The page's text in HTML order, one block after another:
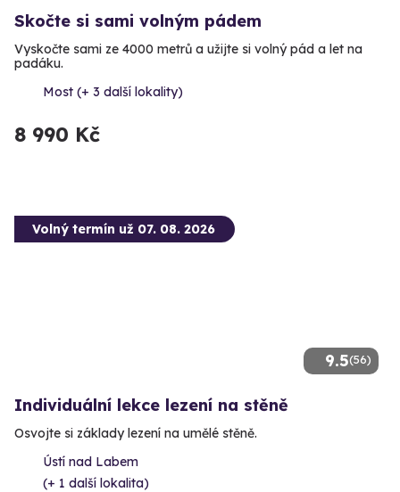
Skočte si sami volným pádem
Vyskočte sami ze 4000 metrů a užijte si volný pád a let na
padáku.
Most (+ 3 další lokality)
8 990 Kč
9.5(56)
Volný termín už 07. 08. 2026
Individuální lekce lezení na stěně
Osvojte si základy lezení na umělé stěně.
Ústí nad Labem
(+ 1 další lokalita)